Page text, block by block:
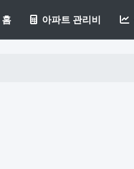
홈 아파트 관리비